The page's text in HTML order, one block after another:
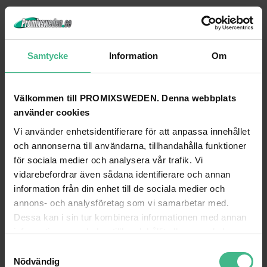
Samtycke Information Om
Välkommen till PROMIXSWEDEN. Denna webbplats
använder cookies
Vi använder enhetsidentifierare för att anpassa innehållet
och annonserna till användarna, tillhandahålla funktioner
för sociala medier och analysera vår trafik. Vi
vidarebefordrar även sådana identifierare och annan
information från din enhet till de sociala medier och
annons- och analysföretag som vi samarbetar med.
Dessa kan i sin tur kombinera informationen med annan
information som du har tillhandahållit eller som de har
Nödvändig
OMNITRONIC PA VOL CONTR/PROG SELECT 30W MONO BK
Omnitronic PA volymkontroll/programväljare 30W mono svart
628 kr
GÅ TILL PRODUKT
558 kr
GÅ TILL PRODUKT